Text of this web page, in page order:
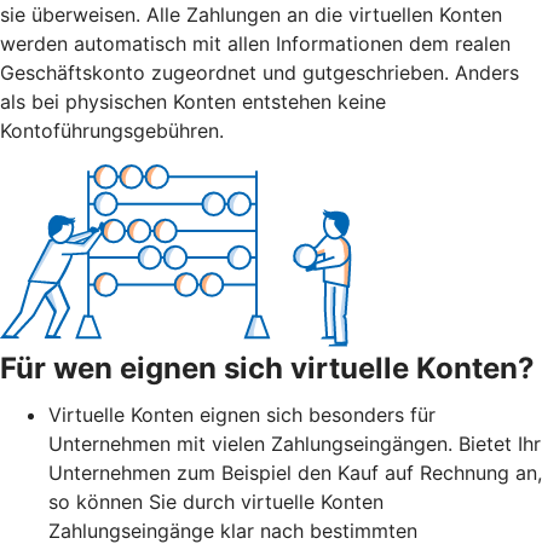
sie überweisen. Alle Zahlungen an die virtuellen Konten
werden automatisch mit allen Informationen dem realen
Geschäftskonto zugeordnet und gutgeschrieben. Anders
als bei physischen Konten entstehen keine
Kontoführungsgebühren.
Für wen eignen sich virtuelle Konten?
Virtuelle Konten eignen sich besonders für
Unternehmen mit vielen Zahlungseingängen. Bietet Ihr
Unternehmen zum Beispiel den Kauf auf Rechnung an,
so können Sie durch virtuelle Konten
Zahlungseingänge klar nach bestimmten